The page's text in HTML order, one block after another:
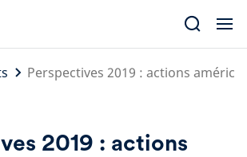
Perspectives 2019 : actions
2019 : actions